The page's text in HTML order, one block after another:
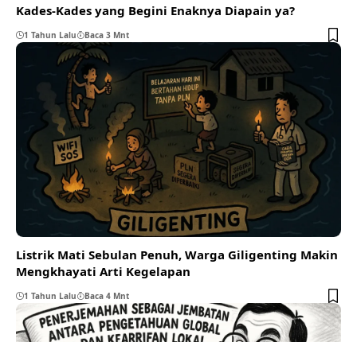
Kades-Kades yang Begini Enaknya Diapain ya?
1 Tahun Lalu Baca 3 Mnt
Listrik Mati Sebulan Penuh, Warga Giligenting Makin
Mengkhayati Arti Kegelapan
1 Tahun Lalu Baca 4 Mnt